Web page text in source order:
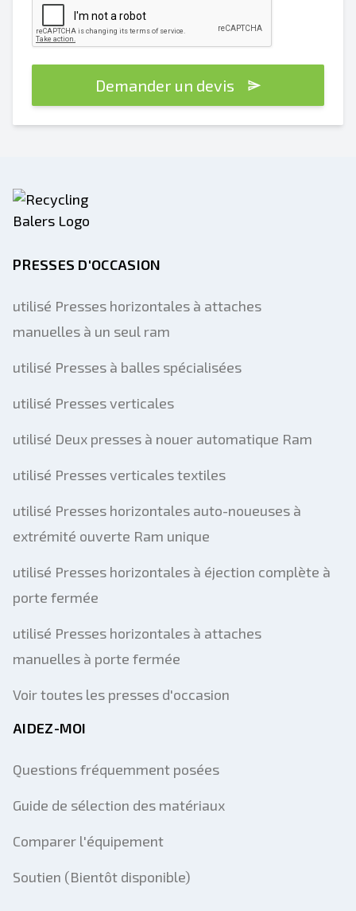
Demander un devis
PRESSES D'OCCASION
utilisé Presses horizontales à attaches
manuelles à un seul ram
utilisé Presses à balles spécialisées
utilisé Presses verticales
utilisé Deux presses à nouer automatique Ram
utilisé Presses verticales textiles
utilisé Presses horizontales auto-noueuses à
extrémité ouverte Ram unique
utilisé Presses horizontales à éjection complète à
porte fermée
utilisé Presses horizontales à attaches
manuelles à porte fermée
Voir toutes les presses d'occasion
AIDEZ-MOI
Questions fréquemment posées
Guide de sélection des matériaux
Comparer l'équipement
Soutien (Bientôt disponible)